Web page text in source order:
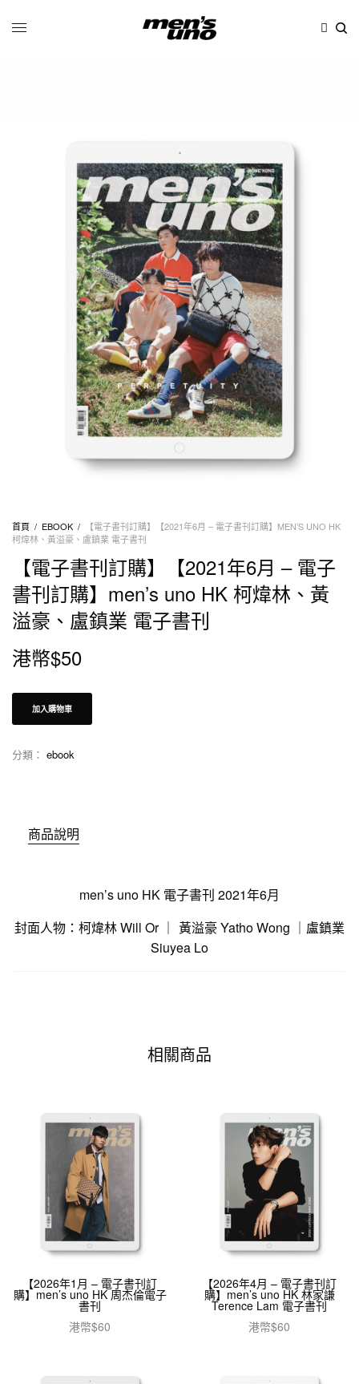
首頁 / EBOOK /
【電子書刊訂購】【2021年6月 – 電子書刊訂購】MEN’S UNO HK
柯煒林、黃溢豪、盧鎮業 電子書刊
【電子書刊訂購】【2021年6月 – 電子
書刊訂購】men’s uno HK 柯煒林、黃
溢豪、盧鎮業 電子書刊
港幣$50
加入購物車
分類： ebook
商品說明
men’s uno HK 電子書刊 2021年6月
封面人物：柯煒林 Will Or ｜ 黃溢豪 Yatho Wong ｜盧鎮業
Siuyea Lo
相關商品
【2026年1月 – 電子書刊訂
購】men’s uno HK 周杰倫電子
書刊
港幣$60
【2026年4月 – 電子書刊訂
購】men’s uno HK 林家謙
Terence Lam 電子書刊
港幣$60